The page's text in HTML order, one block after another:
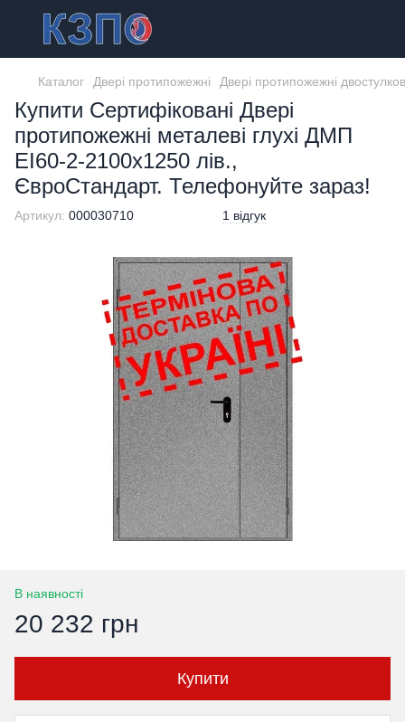
Каталог Двері протипожежні Двері протипожежні
Купити Сертифіковані Двері
протипожежні металеві глухі ДМП
ЕІ60-2-2100x1250 лів.,
ЄвроСтандарт. Телефонуйте зараз!
Артикул: 000030710 1 відгук
В наявності
20 232 грн
Купити